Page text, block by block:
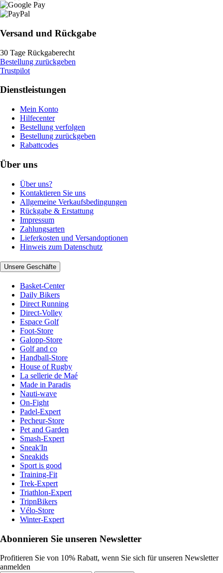
Versand und Rückgabe
30 Tage Rückgaberecht
Bestellung zurückgeben
Trustpilot
Dienstleistungen
Mein Konto
Hilfecenter
Bestellung verfolgen
Bestellung zurückgeben
Rabattcodes
Über uns
Über uns?
Kontaktieren Sie uns
Allgemeine Verkaufsbedingungen
Rückgabe & Erstattung
Impressum
Zahlungsarten
Lieferkosten und Versandoptionen
Hinweis zum Datenschutz
Unsere Geschäfte
Basket-Center
Daily Bikers
Direct Running
Direct-Volley
Espace Golf
Foot-Store
Galopp-Store
Golf and co
Handball-Store
House of Rugby
La sellerie de Maé
Made in Paradis
Nauti-wave
On-Fight
Padel-Expert
Pecheur-Store
Pet and Garden
Smash-Expert
Sneak'In
Sneakids
Sport is good
Training-Fit
Trek-Expert
Triathlon-Expert
TripnBikers
Vélo-Store
Winter-Expert
Abonnieren Sie unseren Newsletter
Profitieren Sie von 10% Rabatt, wenn Sie sich für unseren Newsletter
anmelden